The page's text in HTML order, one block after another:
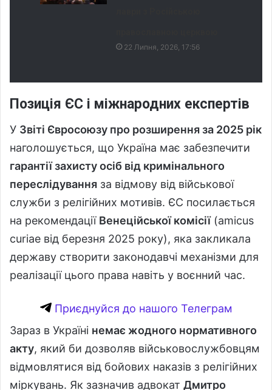
22 Липня, 2026, 17:56
Позиція ЄС і міжнародних експертів
У Звіті Євросоюзу про розширення за 2025 рік
наголошується, що Україна має забезпечити
гарантії захисту осіб від кримінального
переслідування за відмову від військової
служби з релігійних мотивів. ЄС посилається
на рекомендації Венеційської комісії(amicus
curiae від березня 2025 року), яка закликала
державу створити законодавчі механізми для
реалізації цього права навіть у воєнний час.
Приєднуйся до нашого Телеграм
Зараз в Україні немає жодного нормативного
акту, який би дозволяв військовослужбовцям
відмовлятися від бойових наказів з релігійних
міркувань. Як зазначив адвокат Дмитро